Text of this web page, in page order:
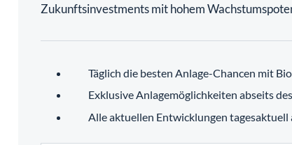
Zukunftsinvestments mit hohem
Täglich die besten Anlage-Chancen mit
Exklusive Anlagemöglichkeiten abseits
Alle aktuellen Entwicklungen tagesaktuell